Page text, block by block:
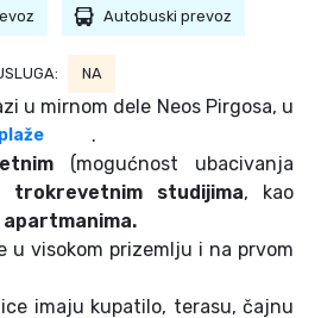
Autobuski prevoz
NA
u mirnom dele Neos Pirgosa, u
plaže
.
(mogućnost ubacivanja
trokrevetnim studijima, kao
u visokom prizemlju i na prvom
imaju kupatilo, terasu, čajnu